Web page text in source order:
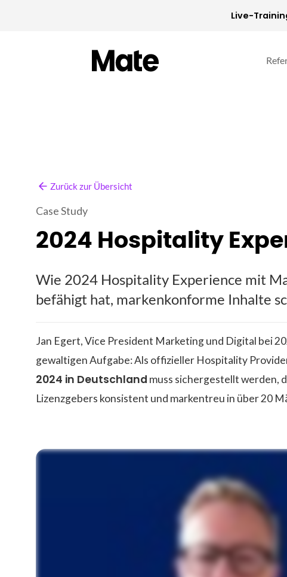
Live-
Zurück zur Übersicht
Case Study
2024 Hospitality
Wie 2024 Hospitality Experience mit
befähigt hat, markenkonforme Inhalte
Jan Egert, Vice President Marketing und Digital bei
gewaltigen Aufgabe: Als offizieller Hospitality
2024 in Deutschland muss sichergestellt werden,
Lizenzgebers konsistent und markentreu in über 20